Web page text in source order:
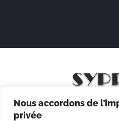
Nous accordons de
privée
Mentions